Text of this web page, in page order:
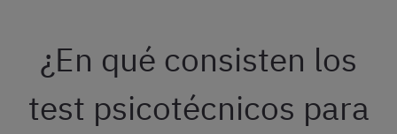
¿En qué consisten los
test psicotécnicos para